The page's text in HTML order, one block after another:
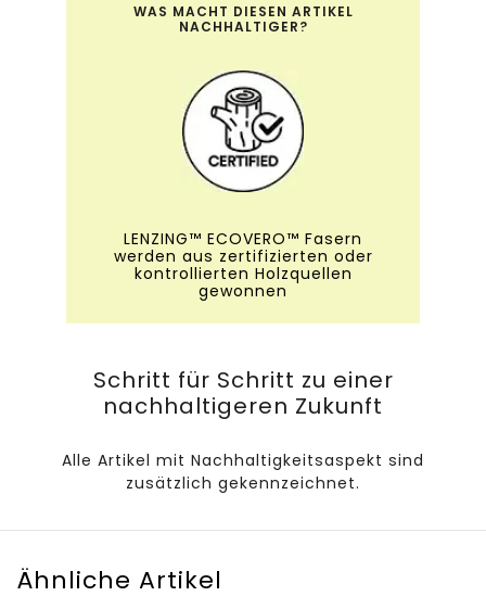
WAS MACHT DIESEN ARTIKEL
NACHHALTIGER?
LENZING™ ECOVERO™ Fasern
werden aus zertifizierten oder
kontrollierten Holzquellen
gewonnen
Schritt für Schritt zu einer
nachhaltigeren Zukunft
Alle Artikel mit Nachhaltigkeitsaspekt sind
zusätzlich gekennzeichnet.
Ähnliche Artikel